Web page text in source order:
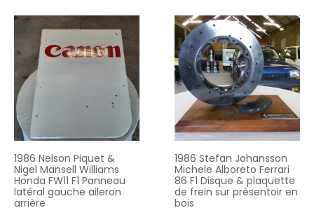
1986 Nelson Piquet &
Nigel Mansell Williams
Honda FW11 F1 Panneau
latéral gauche aileron
arrière
1986 Stefan Johansson
Michele Alboreto Ferrari
86 F1 Disque & plaquette
de frein sur présentoir en
bois